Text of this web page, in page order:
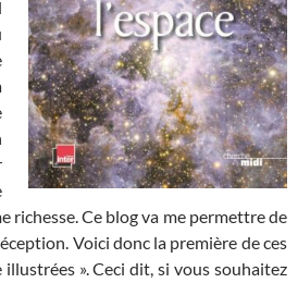
richesse. Ce blog va me permettre de
Voici donc la première de ces
illustrées ». Ceci dit, si vous souhaitez